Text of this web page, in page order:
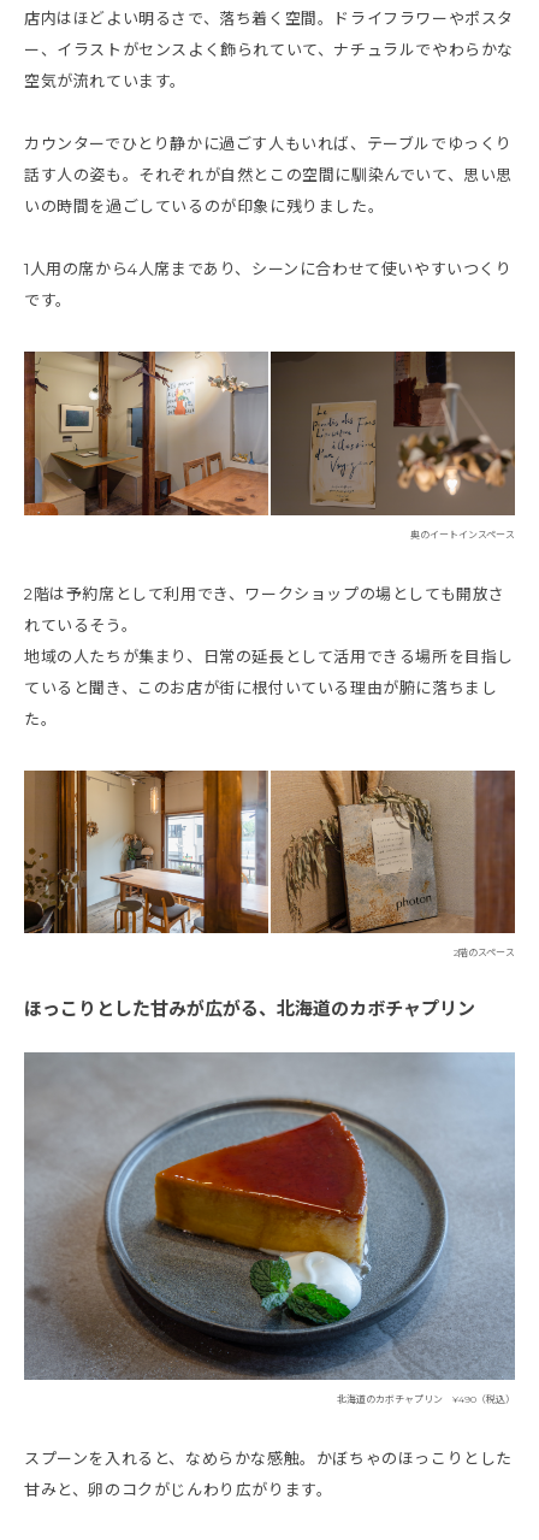
店内はほどよい明るさで、落ち着く空間。ドライフラワーやポスタ
ー、イラストがセンスよく飾られていて、ナチュラルでやわらかな
空気が流れています。
カウンターでひとり静かに過ごす人もいれば、テーブルでゆっくり
話す人の姿も。それぞれが自然とこの空間に馴染んでいて、思い思
いの時間を過ごしているのが印象に残りました。
1人用の席から4人席まであり、シーンに合わせて使いやすいつくり
です。
奥のイートインスペース
2階は予約席として利用でき、ワークショップの場としても開放さ
れているそう。
地域の人たちが集まり、日常の延長として活用できる場所を目指し
ていると聞き、このお店が街に根付いている理由が腑に落ちまし
た。
2階のスペース
ほっこりとした甘みが広がる、北海道のカボチャプリン
北海道のカボチャプリン ¥490（税込）
スプーンを入れると、なめらかな感触。かぼちゃのほっこりとした
甘みと、卵のコクがじんわり広がります。